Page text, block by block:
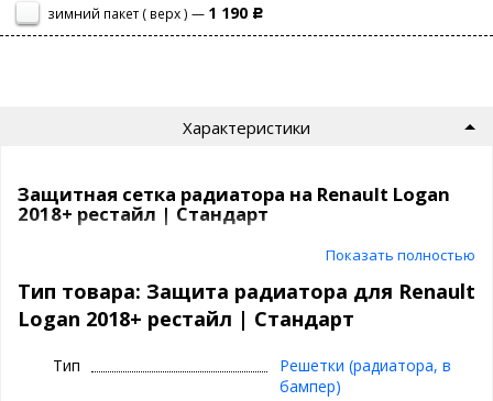
зимний пакет ( верх ) — 1 190 Р
Характеристики
Защитная сетка радиатора на Renault Logan
2018+ рестайл | Стандарт
Сетка на радиатор Renault Logan 2018+ рестайл защитит ваш
автомобиль от насекомых, камней, мусора и выглядит просто
отлично!
сегодня.
Показать полностью
Тип товара: Защита радиатора для Renault
Logan 2018+ рестайл | Стандарт
Тип
Решетки (радиатора, в
бампер)